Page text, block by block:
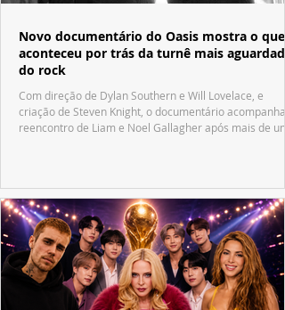
Novo documentário do Oasis mostra o que
aconteceu por trás da turnê mais aguardada
do rock
Com direção de Dylan Southern e Will Lovelace, e
criação de Steven Knight, o documentário acompanha
reencontro de Liam e Noel Gallagher após mais de